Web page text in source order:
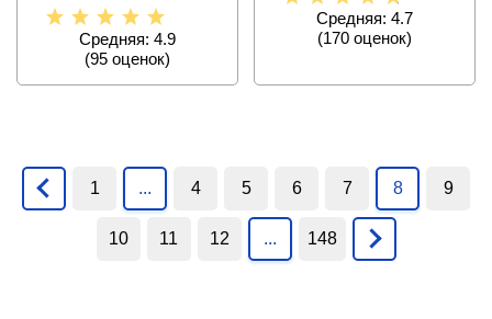
Средняя: 4.9
(95 оценок)
Средняя: 4.7
(170 оценок)
1 ... 4 5 6 7 8 9
10 11 12 ... 148